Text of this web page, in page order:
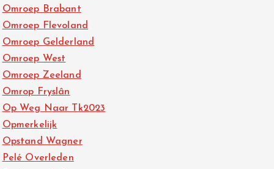
Omroep Brabant
Omroep Flevoland
Omroep Gelderland
Omroep West
Omroep Zeeland
Omrop Fryslân
Op Weg Naar Tk2023
Opmerkelijk
Opstand Wagner
Pelé Overleden